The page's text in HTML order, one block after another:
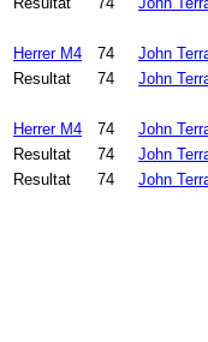
Herrer M4 74 John
Resultat
74 John
Herrer M4 74 John
Resultat
74 John
Resultat
74 John